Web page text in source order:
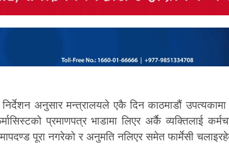
अनुसार मन्त्रालयले एकै दिन काठमाडौं
प्रमाणपत्र भाडामा लिएर अर्कै व्यक्तिलाई
पूरा नगरेको र अनुमति नलिएर समेत फार्मेसी